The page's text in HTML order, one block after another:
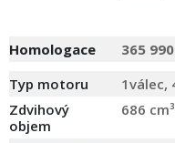
Homologace
365
Typ motoru
1válec,
Zdvihový
objem
686 cm³